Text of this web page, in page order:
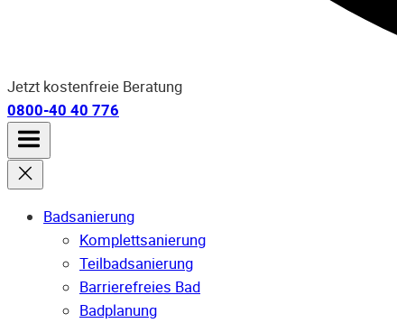
Jetzt kostenfreie Beratung
0800-40 40 776
Badsanierung
Komplettsanierung
Teilbadsanierung
Barrierefreies Bad
Badplanung